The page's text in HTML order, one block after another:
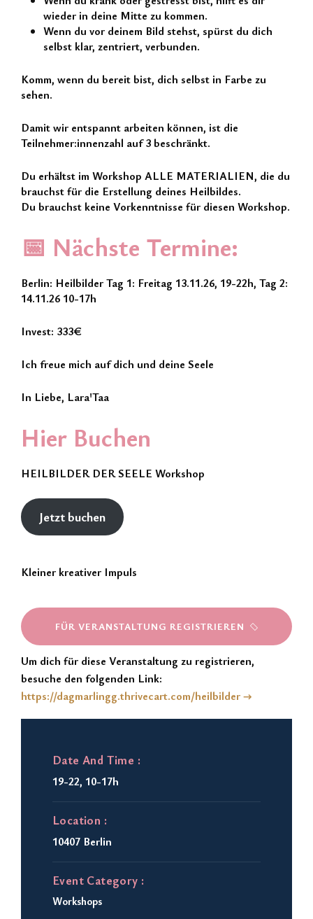
wieder in deine Mitte zu kommen.
Wenn du vor deinem Bild stehst, spürst du dich
selbst klar, zentriert, verbunden.
Komm, wenn du bereit bist, dich selbst in Farbe zu
sehen.
Damit wir entspannt arbeiten können, ist die
Teilnehmer:innenzahl auf 3 beschränkt.
Du erhältst im Workshop ALLE MATERIALIEN, die du
brauchst für die Erstellung deines Heilbildes.
Du brauchst keine Vorkenntnisse für diesen Workshop.
📅 Nächste Termine:
Berlin: Heilbilder Tag 1: Freitag 13.11.26, 19-22h, Tag 2:
14.11.26 10-17h
Invest: 333€
Ich freue mich auf dich und deine Seele
In Liebe, Lara'Taa
Hier Buchen
HEILBILDER DER SEELE Workshop
Jetzt buchen
Kleiner kreativer Impuls
FÜR VERANSTALTUNG REGISTRIEREN
Um dich für diese Veranstaltung zu registrieren,
besuche den folgenden Link:
https://dagmarlingg.thrivecart.com/heilbilder →
Date And Time :
19-22, 10-17h
Location :
10407 Berlin
Event Category :
Workshops